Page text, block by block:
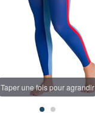
Taper une fois pour agrandir